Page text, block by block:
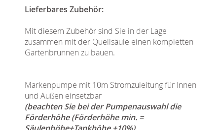
Lieferbares Zubehör:
Mit diesem Zubehör sind Sie in der Lage
zusammen mit der Quellsäule einen kompletten
Gartenbrunnen zu bauen.
Markenpumpe mit 10m Stromzuleitung für Innen
und Außen einsetzbar
(beachten Sie bei der Pumpenauswahl die
Förderhöhe (Förderhöhe min. =